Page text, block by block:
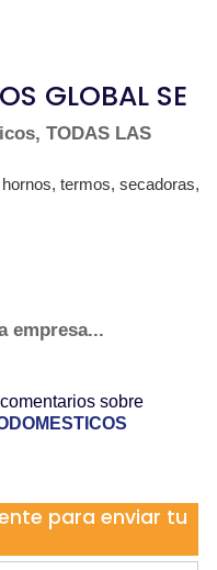
GLOBAL SE
TODAS LAS
termos, secadoras,
empresa...
sobre